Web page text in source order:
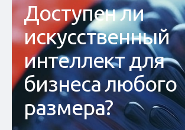
Доступен ли
искусственный
интеллект для
бизнеса любого
размера?